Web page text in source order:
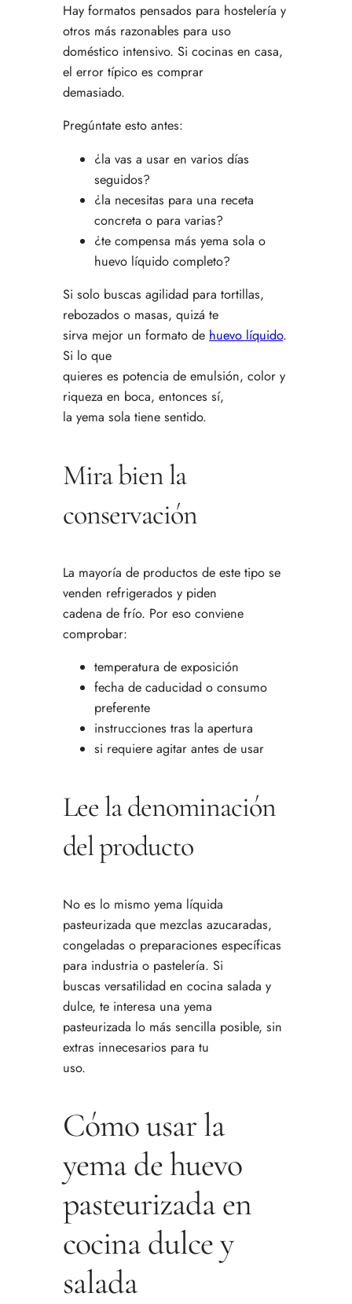
Hay formatos pensados para hostelería y
otros más razonables para uso
doméstico intensivo. Si cocinas en casa,
el error típico es comprar
demasiado.
Pregúntate esto antes:
¿la vas a usar en varios días
seguidos?
¿la necesitas para una receta
concreta o para varias?
¿te compensa más yema sola o
huevo líquido completo?
Si solo buscas agilidad para tortillas,
rebozados o masas, quizá te
sirva mejor un formato de huevo líquido.
Si lo que
quieres es potencia de emulsión, color y
riqueza en boca, entonces sí,
la yema sola tiene sentido.
Mira bien la
conservación
La mayoría de productos de este tipo se
venden refrigerados y piden
cadena de frío. Por eso conviene
comprobar:
temperatura de exposición
fecha de caducidad o consumo
preferente
instrucciones tras la apertura
si requiere agitar antes de usar
Lee la denominación
del producto
No es lo mismo yema líquida
pasteurizada que mezclas azucaradas,
congeladas o preparaciones específicas
para industria o pastelería. Si
buscas versatilidad en cocina salada y
dulce, te interesa una yema
pasteurizada lo más sencilla posible, sin
extras innecesarios para tu
uso.
Cómo usar la
yema de huevo
pasteurizada en
cocina dulce y
salada